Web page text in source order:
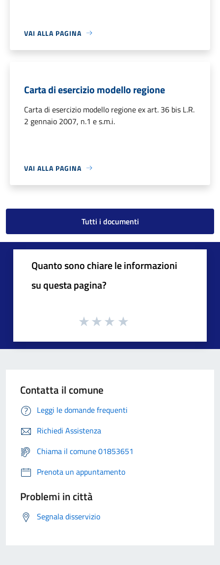
VAI ALLA PAGINA
Carta di esercizio modello regione
Carta di esercizio modello regione ex art. 36 bis L.R.
2 gennaio 2007, n.1 e s.m.i.
VAI ALLA PAGINA
Tutti i documenti
Quanto sono chiare le informazioni
su questa pagina?
Contatta il comune
Leggi le domande frequenti
Richiedi Assistenza
Chiama il comune 01853651
Prenota un appuntamento
Problemi in città
Segnala disservizio